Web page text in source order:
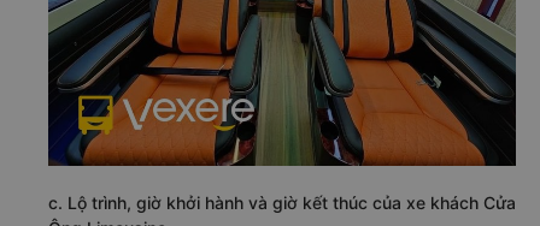
c. Lộ trình, giờ khởi hành và giờ kết thúc của xe khách Cửa